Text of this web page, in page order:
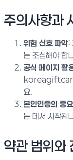
주의사항과
위험 신호 파악:
는 조심해야 합
공식 페이지 활
요.
본인인증의 중
는 데서 시작됩
약관 범위와